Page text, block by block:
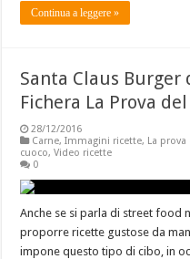
Continua a leggere »
Santa Claus
Fichera La Prova
28/12/2016
Carne,Immagini ricette, La
cuoco,Video ricette
0
Anche se si parla di street food
proporre ricette gustose da
impone questo tipo di cibo, in